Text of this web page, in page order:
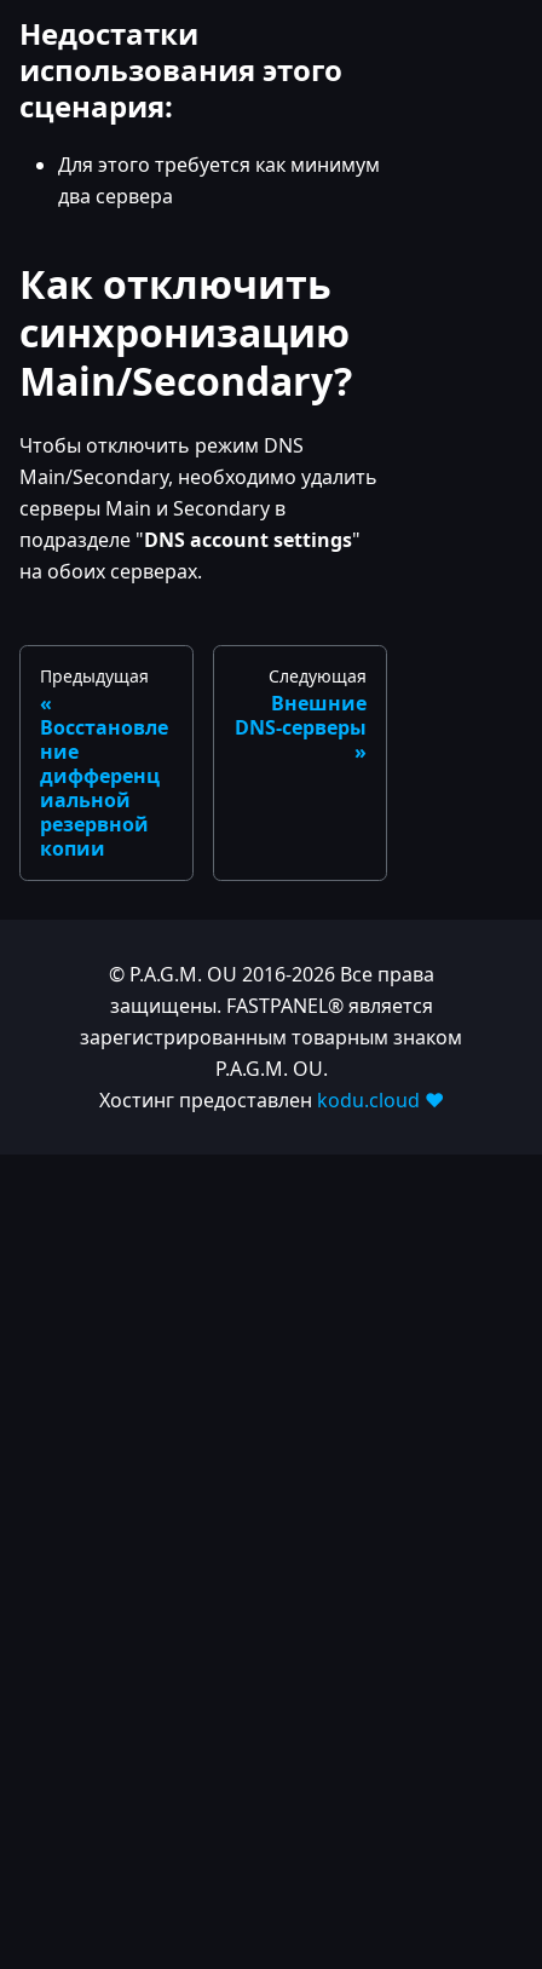
Недостатки
использования этого
сценария:
Для этого требуется как минимум
два сервера
Как отключить
синхронизацию
Main/Secondary?
Чтобы отключить режим DNS
Main/Secondary, необходимо удалить
серверы Main и Secondary в
подразделе "DNS account settings"
на обоих серверах.
Предыдущая
Восстановле
ние
дифференц
иальной
резервной
копии
Следующая
Внешние
DNS-серверы
© P.A.G.M. OU 2016-2026 Все права
защищены. FASTPANEL® является
зарегистрированным товарным знаком
P.A.G.M. OU.
Хостинг предоставлен kodu.cloud ❤️